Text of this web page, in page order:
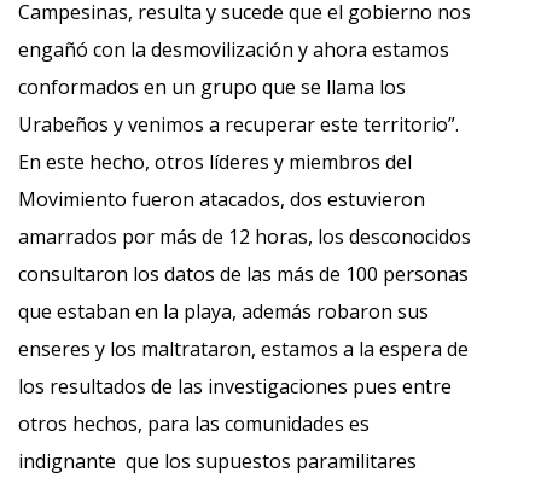
Campesinas, resulta y sucede que el gobierno nos
engañó con la desmovilización y ahora estamos
conformados en un grupo que se llama los
Urabeños y venimos a recuperar este territorio”.
En este hecho, otros líderes y miembros del
Movimiento fueron atacados, dos estuvieron
amarrados por más de 12 horas, los desconocidos
consultaron los datos de las más de 100 personas
que estaban en la playa, además robaron sus
enseres y los maltrataron, estamos a la espera de
los resultados de las investigaciones pues entre
otros hechos, para las comunidades es
indignante que los supuestos paramilitares